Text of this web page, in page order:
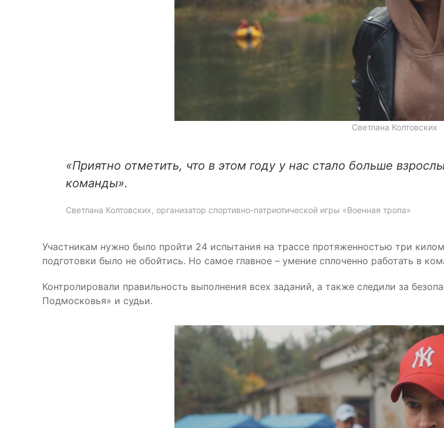
Светлана Колтовских
«Приятно отметить, что в этом году у нас стало больше
команды».
Светлана Колтовских, организатор спортивно-патриотической игры «Военная тропа»
Участникам нужно было пройти 24 испытания на трассе протяженностью три
подготовки было не обойтись. Но самое главное – умение сплоченно работать в
Контролировали правильность выполнения всех заданий, а также следили за
Подмосковья» и судьи.